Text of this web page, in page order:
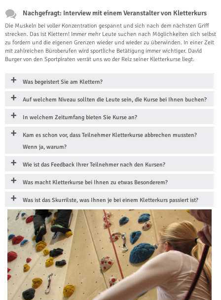
Nachgefragt: Interview mit einem Veranstalter von Kletterkurs
Die Muskeln bei voller Konzentration gespannt und sich nach dem nächsten Griff
strecken. Das ist Klettern! Immer mehr Leute suchen nach Möglichkeiten sich selbst
zu fordern und die eigenen Grenzen wieder und wieder zu überwinden. In einer Zeit
mit zahlreichen Büroberufen wird sportliche Betätigung immer wichtiger. David
Burger von den Sportpiraten verrät uns wo der Reiz seiner Kletterkurse liegt.
Was begeistert Sie am Klettern?
Auf welchem Niveau sollten die Leute sein, die Kurse bei Ihnen buchen?
In welchem Zeitumfang bieten Sie Kurse an?
Kam es schon vor, dass Teilnehmer Kletterkurse abbrechen mussten?
Wenn ja, warum?
Wie ist das Feedback Ihrer Teilnehmer nach den Kursen?
Was macht Kletterkurse bei Ihnen zu etwas Besonderem?
Was ist das Skurrilste, was Ihnen je bei einem Kletterkurs passiert ist?